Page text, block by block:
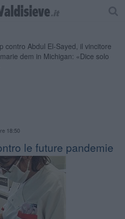
18:50
le future pandemie